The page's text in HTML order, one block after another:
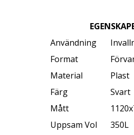
Användning
Format
Material
Plast
Färg
Svart
Mått
Uppsam Vol
350L